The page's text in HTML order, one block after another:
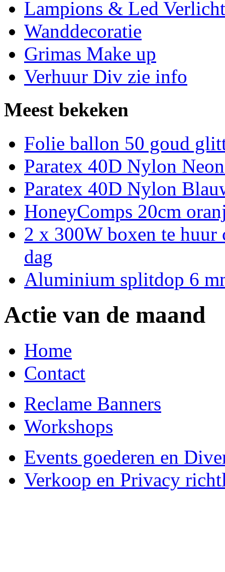
Lampions & Led
Wanddecoratie
Grimas Make up
Verhuur Div zie info
Meest bekeken
Folie ballon 50 goud
Paratex 40D Nylon
Paratex 40D Nylon
HoneyComps 20cm
2 x 300W boxen te
dag
Aluminium splitdop 6
Actie van de maand
Home
Contact
Reclame Banners
Workshops
Events goederen en
Verkoop en Privacy